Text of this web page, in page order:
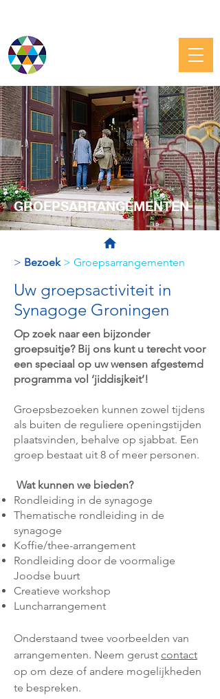
GROEPSARRANGEMENTEN
> Bezoek > Groepsarrangementen
Uw groepsactiviteit in
Synagoge Groningen
Op zoek naar een bijzonder
groepsuitje? Bij ons kunt u terecht voor
een speciaal op uw wensen afgestemd
programma vol ‘jiddisjkeit’!
Groepsbezoeken kunnen zowel tijdens
als buiten de reguliere openingstijden
plaatsvinden, behalve op sjabbat. Een
groep bestaat uit 8 of meer personen.
Wat kunnen we bieden?
Rondleiding in de synagoge
Thematische rondleiding in de
synagoge
Koffie/thee-arrangement
Rondleiding door de voormalige
Joodse buurt
Creatieve workshop
Luncharrangement
Onderstaand twee voorbeelden van
arrangementen. Neem gerust contact
op om deze of andere mogelijkheden
te bespreken.